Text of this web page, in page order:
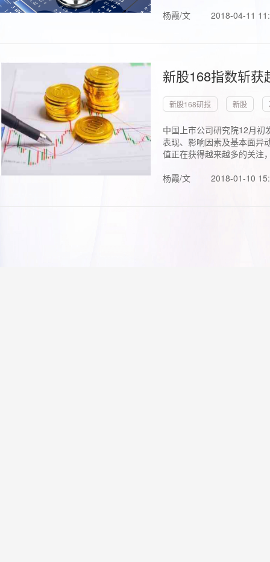
杨霞/文
2018-04-11
新股168指数斩
新股168研报 新股
中国上市公司研究院12月初
表现、影响因素及基本面异
值正在获得越来越多的关注
杨霞/文
2018-01-10